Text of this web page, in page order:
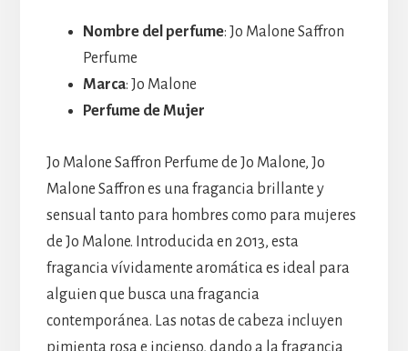
Nombre del perfume: Jo Malone Saffron
Perfume
Marca: Jo Malone
Perfume de Mujer
Jo Malone Saffron Perfume de Jo Malone, Jo
Malone Saffron es una fragancia brillante y
sensual tanto para hombres como para mujeres
de Jo Malone. Introducida en 2013, esta
fragancia vívidamente aromática es ideal para
alguien que busca una fragancia
contemporánea. Las notas de cabeza incluyen
pimienta rosa e incienso, dando a la fragancia